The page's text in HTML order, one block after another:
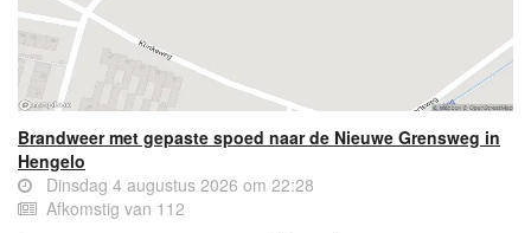
Brandweer met gepaste spoed naar de Nieuwe Grensweg in
Hengelo
Dinsdag 4 augustus 2026 om 22:28
Afkomstig van 112